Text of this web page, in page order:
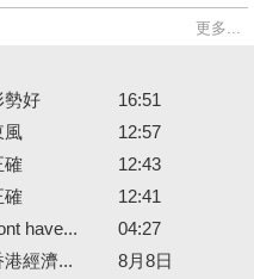
更多...
勢好
16:51
風
12:57
確
12:43
確
12:41
have...
04:27
港經濟...
8月8日